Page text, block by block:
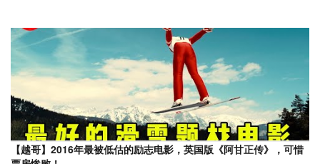
【越哥】2016年最被低估的励志电影，英国版《阿甘正传》，可惜